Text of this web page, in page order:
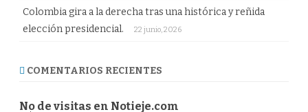
Colombia gira a la derecha tras una histórica y reñida
elección presidencial.
22 junio, 2026
COMENTARIOS RECIENTES
No de visitas en Notieje.com